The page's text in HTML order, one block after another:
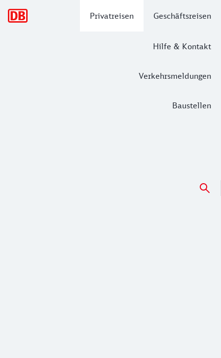
Privatreisen Geschäftsreisen
Hilfe & Kontakt
Verkehrsmeldungen
Baustellen